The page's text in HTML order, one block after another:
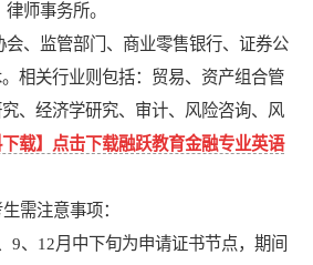
师事务所。
会、监管部门、商业零售银行、证券公
相关行业则包括：贸易、资产组合管
、经济学研究、审计、风险咨询、风
下载】点击下载融跃教育金融专业英语
需注意事项：
9、12月中下旬为申请证书节点，期间